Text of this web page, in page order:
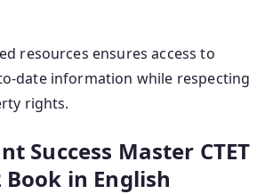
resources ensures access to
date information while respecting
rights.
Success Master CTET
Book in English